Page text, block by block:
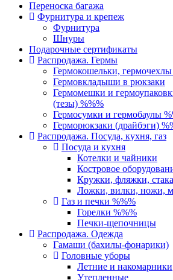
Переноска багажа
Фурнитура и крепеж
Фурнитура
Шнуры
Подарочные сертификаты
Распродажа. Гермы
Гермокошельки,
Гермовкладыши в рюкзаки
Гермомешки и
(тезы) %%%
Гермосумки и гермобаулы
Герморюкзаки (драйбэги)
Распродажа. Посуда, кухня, газ
Посуда и кухня
Котелки и чайники
Костровое
Кружки, фляжки,
Ложки, вилки, ножи,
Газ и печки %%%
Горелки %%%
Печки-щепочницы
Распродажа. Одежда
Гамаши (бахилы-фонарики)
Головные уборы
Летние и накомарники
Утепленные